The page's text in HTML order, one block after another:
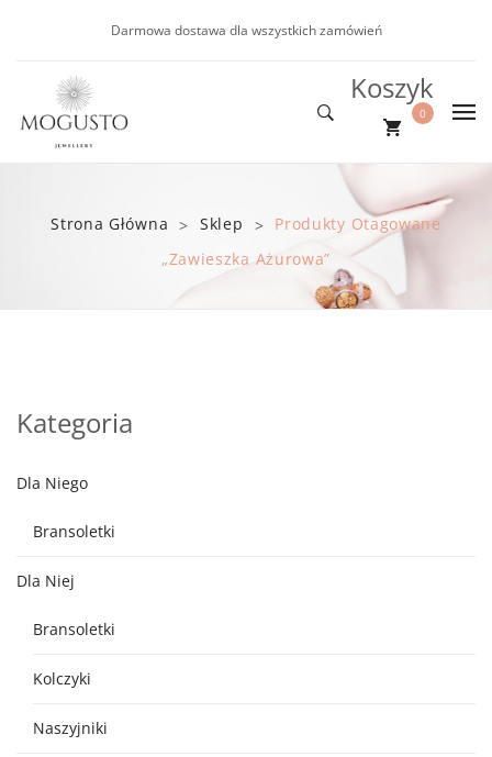
Darmowa dostawa dla wszystkich zamówień
Koszyk
0
Nie ma produktów w koszyku.
Kolczyki
Bransoletki
NOWOŚCI
Strona Główna > Sklep > Produkty Otagowane
„zawieszka Ażurowa”
Kategoria
Dla Niego
Bransoletki
Dla Niej
Bransoletki
Kolczyki
Naszyjniki